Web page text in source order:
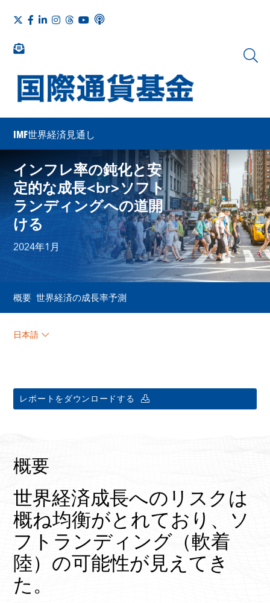
IMF世界経済見通し
インフレ率の鈍化と安
定的な成長<br>ソフト
ランディングへの道開
ける
2024年1月
概要 世界経済の成長率予測
日本語
レポートをダウンロードする
概要
世界経済成長へのリスクは
概ね均衡がとれており、ソ
フトランディング（軟着
陸）の可能性が見えてき
た。